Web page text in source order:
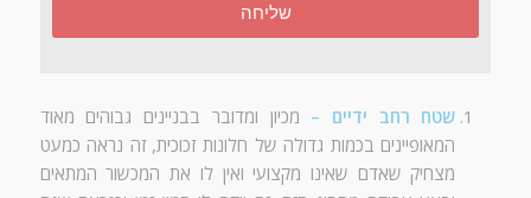
שליחה
שטח רחב ידיים – מכיון ומדובר בבניינים גבוהים מאוד
המאופיינים בכמות גדולה של חלונות זכוכית,זה נראה כמעט
מצחיק שאדם שאינו מקצועי ואין לו את המכשור המתאים